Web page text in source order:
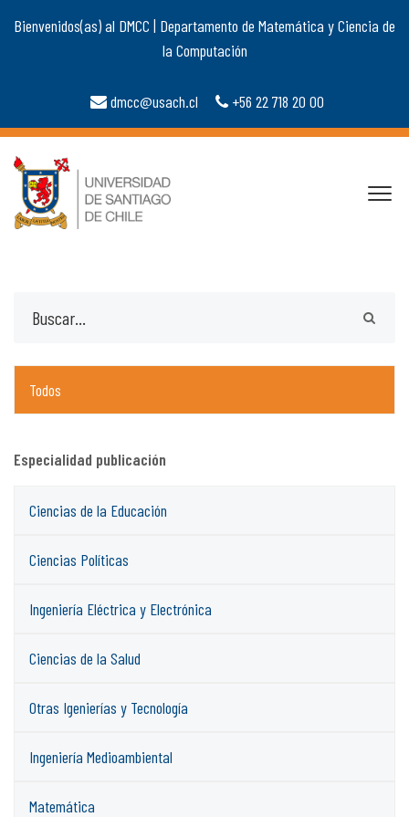
Bienvenidos(as) al DMCC | Departamento de Matemática y Ciencia de
la Computación
dmcc@usach.cl +56 22 718 20 00
Todos
Especialidad publicación
Ciencias de la Educación
Ciencias Políticas
Ingeniería Eléctrica y Electrónica
Ciencias de la Salud
Otras Igenierías y Tecnología
Ingeniería Medioambiental
Matemática